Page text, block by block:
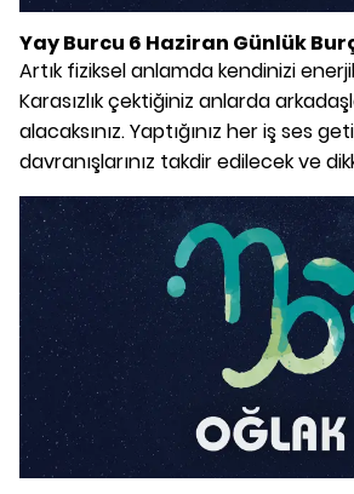
Yay Burcu 6 Haziran Günlük
Artık fiziksel anlamda kendinizi
Karasızlık çektiğiniz anlarda
alacaksınız. Yaptığınız her iş ses
davranışlarınız takdir edilecek ve